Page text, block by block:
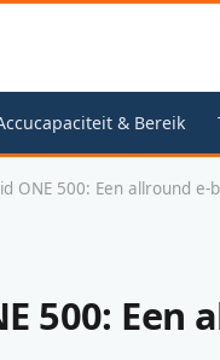
& Bereik
ONE 500: Een allround e-
500: Een